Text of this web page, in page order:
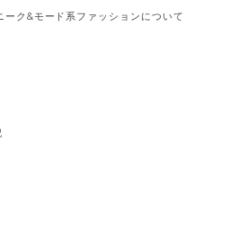
ク&モード系ファッションについて